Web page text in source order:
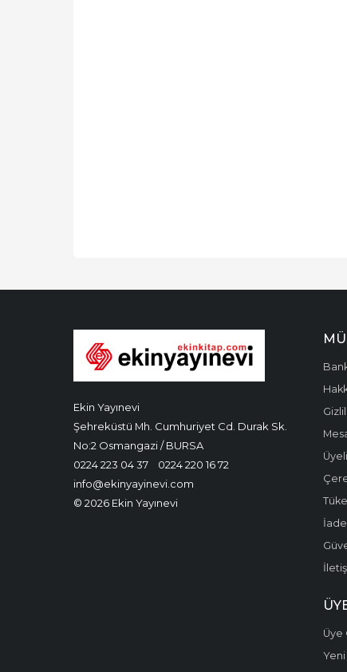
Ekin Yayınevi
Şehreküstü Mh. Cumhuriyet Cd. Durak Sk.
No:2 Osmangazi / BURSA
0224 223 04 37
0224 220 16 72
info@ekinyayinevi.com
© 2026 Ekin Yayınevi
Üye